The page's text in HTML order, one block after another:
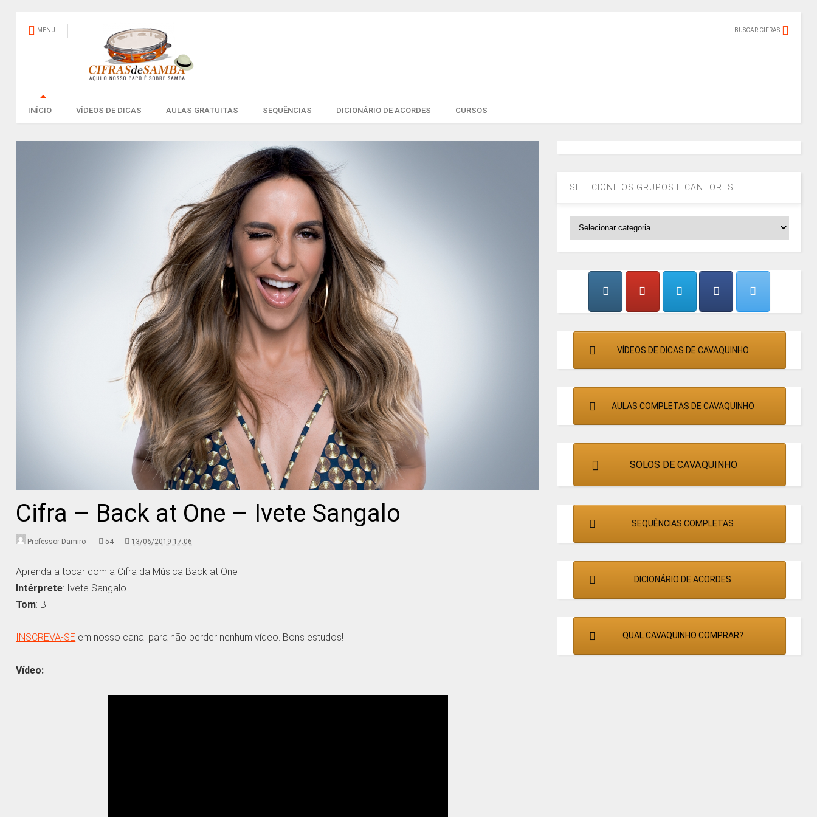
MENU BUSCAR CIFRAS
INÍCIO VÍDEOS DE DICAS AULAS GRATUITAS SEQUÊNCIAS DICIONÁRIO DE ACORDES CURSOS
Cifra – Back at One – Ivete Sangalo
Professor Damiro 54 13/06/2019 17:06
Aprenda a tocar com a Cifra da Música Back at One
Intérprete: Ivete Sangalo
Tom: B
INSCREVA-SE em nosso canal para não perder nenhum vídeo. Bons estudos!
Vídeo:
SELECIONE OS GRUPOS E CANTORES
CANTORES
VÍDEOS DE DICAS DE CAVAQUINHO
AULAS COMPLETAS DE CAVAQUINHO
SOLOS DE CAVAQUINHO
SEQUÊNCIAS COMPLETAS
DICIONÁRIO DE ACORDES
QUAL CAVAQUINHO COMPRAR?